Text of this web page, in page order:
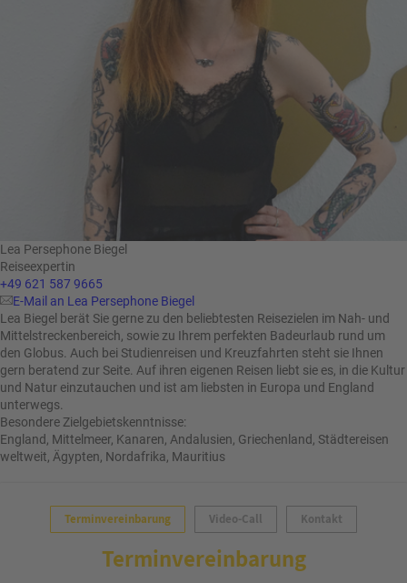
Lea Persephone Biegel
Reiseexpertin
+49 621 587 9665
E-Mail an Lea Persephone Biegel
Lea Biegel berät Sie gerne zu den beliebtesten Reisezielen im Nah- und
Mittelstreckenbereich, sowie zu Ihrem perfekten Badeurlaub rund um
den Globus. Auch bei Studienreisen und Kreuzfahrten steht sie Ihnen
gern beratend zur Seite. Auf ihren eigenen Reisen liebt sie es, in die Kultur
und Natur einzutauchen und ist am liebsten in Europa und England
unterwegs.
Besondere Zielgebietskenntnisse:
England, Mittelmeer, Kanaren, Andalusien, Griechenland, Städtereisen
weltweit, Ägypten, Nordafrika, Mauritius
Terminvereinbarung Video-Call Kontakt
Terminvereinbarung